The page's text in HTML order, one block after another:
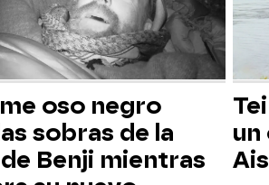
oso negro
sobras de la
Benji mientras
un